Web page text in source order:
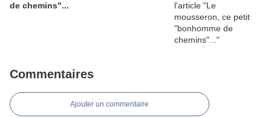
de chemins"...
Commentaires
Ajouter un commentaire